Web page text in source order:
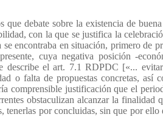
debate sobre la existencia de
con la que se justifica la
encontraba en situación, primero de
cuya negativa posición -
describe el art. 7.1 RDPDC [«...
o falta de propuestas concretas, así
comprensible justificación que el
obstaculizan alcanzar la finalidad
tenerlas por concluidas, sin que por ello